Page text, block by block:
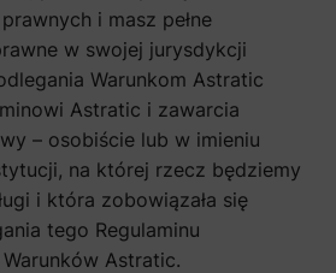
i masz pełne
w swojej jurysdykcji
Warunkom Astratic
Astratic i zawarcia
– osobiście lub w imieniu
na której rzecz będziemy
i która zobowiązała się
tego Regulaminu
Astratic.